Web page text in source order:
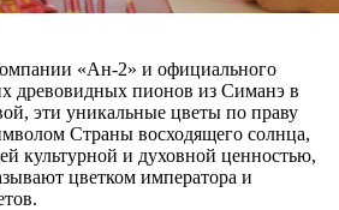
«Ан-2» и официального
древовидных пионов из Симанэ в
эти уникальные цветы по праву
Страны восходящего солнца,
культурной и духовной ценностью,
цветком императора и